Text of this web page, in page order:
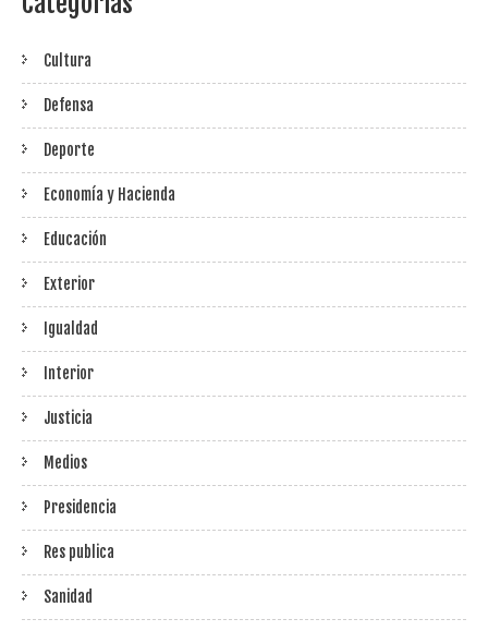
Cultura
Defensa
Deporte
Economía y Hacienda
Educación
Exterior
Igualdad
Interior
Justicia
Medios
Presidencia
Res publica
Sanidad